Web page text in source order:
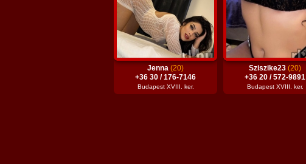
Jenna (20)
+36 30 / 176-7146
Budapest XVIII. ker.
Sziszike23 (20)
+36 20 / 572-9891
Budapest XVIII. ker.